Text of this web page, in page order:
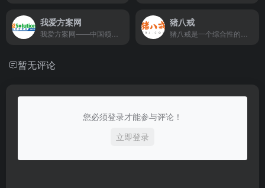
我爱方案网 猪八戒
暂无评论
您必须登录才能参与评论！
立即登录